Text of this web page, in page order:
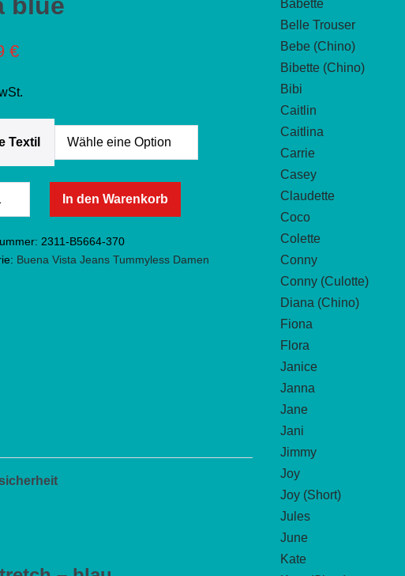
€
Textil
erhöhen
In den Warenkorb
2311-B5664-370
Buena Vista Jeans Tummyless Damen
Babette
Belle Trouser
Bebe (Chino)
Bibette (Chino)
Bibi
Caitlin
Caitlina
Carrie
Casey
Claudette
Coco
Colette
Conny
Conny (Culotte)
Diana (Chino)
Fiona
Flora
Janice
Janna
Jane
Jani
Jimmy
Joy
Joy (Short)
Jules
June
Kate